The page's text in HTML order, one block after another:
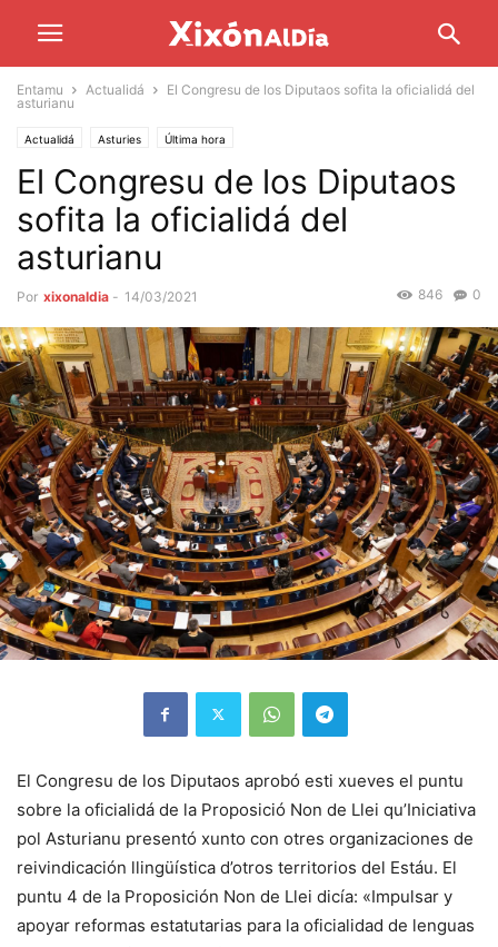
Entamu Actualidá
El Congresu de los Diputaos sofita la oficialidá del
asturianu
Actualidá Asturies Última hora
El Congresu de los Diputaos
sofita la oficialidá del
asturianu
Por xixonaldia - 14/03/2021 0
846
El Congresu de los Diputaos aprobó esti xueves el puntu
sobre la oficialidá de la Proposició Non de Llei qu’Iniciativa
pol Asturianu presentó xunto con otres organizaciones de
reivindicación llingüística d’otros territorios del Estáu. El
puntu 4 de la Proposición Non de Llei dicía: «Impulsar y
apoyar reformas estatutarias para la oficialidad de lenguas